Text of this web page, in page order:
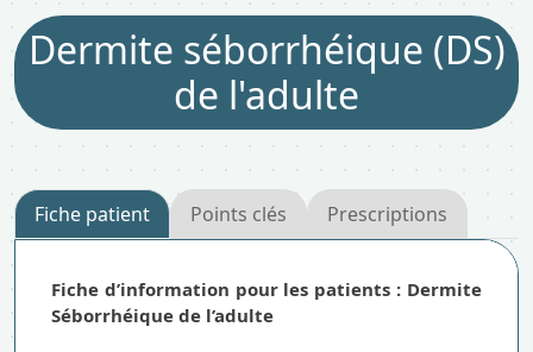
Dermite séborrhéique (DS)
de l'adulte
Fiche patient Points clés Prescriptions
Fiche d’information pour les patients : Dermite
Séborrhéique de l’adulte